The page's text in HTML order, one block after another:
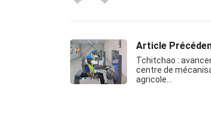
Article
Tchitchao :
centre de
agricole…